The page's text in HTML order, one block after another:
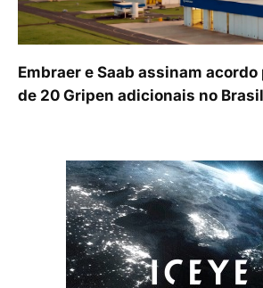
Embraer e Saab assinam
de 20 Gripen adicionais no Brasil